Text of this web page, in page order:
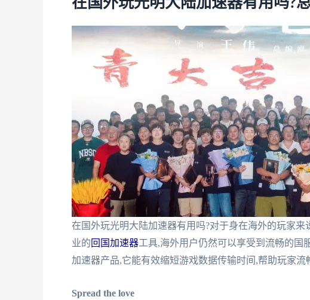
在国外玩光明大陆加速器有用吗?
在国外玩光明大陆加速器有用吗?对于身在海外的玩家
业的回国加速器工具,海外用户仍然可以享受到流畅的国
加速器产品,它能有效缩短游戏数据传输时间,帮助玩家流
Spread the love